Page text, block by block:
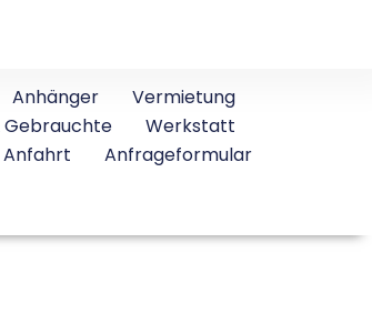
Anhänger
Vermietung
Gebrauchte
Werkstatt
Anfrageformular